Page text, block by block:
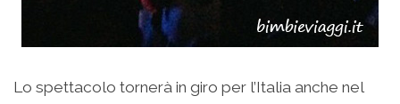
Lo spettacolo tornerà in giro per l’Italia anche nel